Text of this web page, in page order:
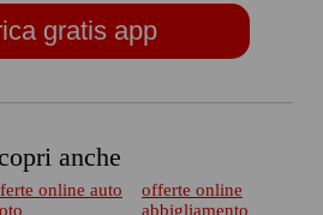
gratis app
anche
online auto
offerte online
abbigliamento